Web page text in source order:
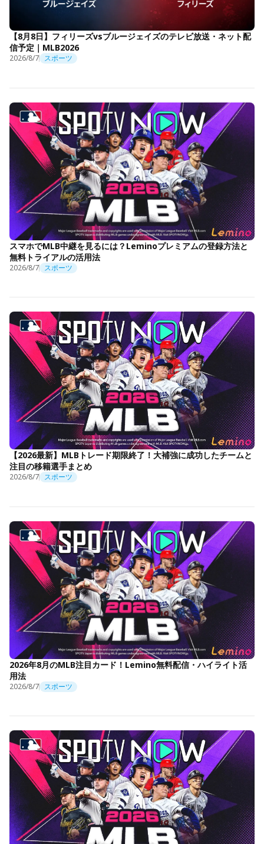
【8月8日】フィリーズvsブルージェイズのテレビ放送・ネット配
信予定｜MLB2026
2026/8/7 スポーツ
スマホでMLB中継を見るには？Leminoプレミアムの登録方法と
無料トライアルの活用法
2026/8/7 スポーツ
【2026最新】MLBトレード期限終了！大補強に成功したチームと
注目の移籍選手まとめ
2026/8/7 スポーツ
2026年8月のMLB注目カード！Lemino無料配信・ハイライト活
用法
2026/8/7 スポーツ